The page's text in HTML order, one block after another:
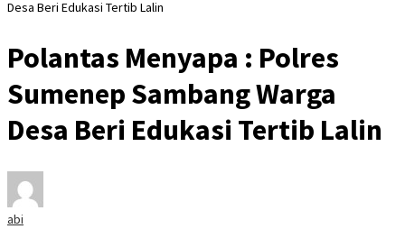
Desa Beri Edukasi Tertib Lalin
Polantas Menyapa : Polres
Sumenep Sambang Warga
Desa Beri Edukasi Tertib Lalin
abi